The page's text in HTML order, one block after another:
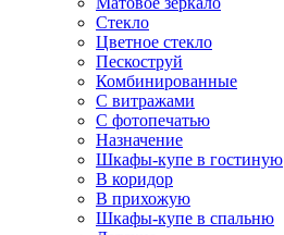
Стекло
Цветное стекло
Пескоструй
Комбинированные
С витражами
С фотопечатью
Назначение
Шкафы-купе в гостиную
В коридор
В прихожую
Шкафы-купе в спальню